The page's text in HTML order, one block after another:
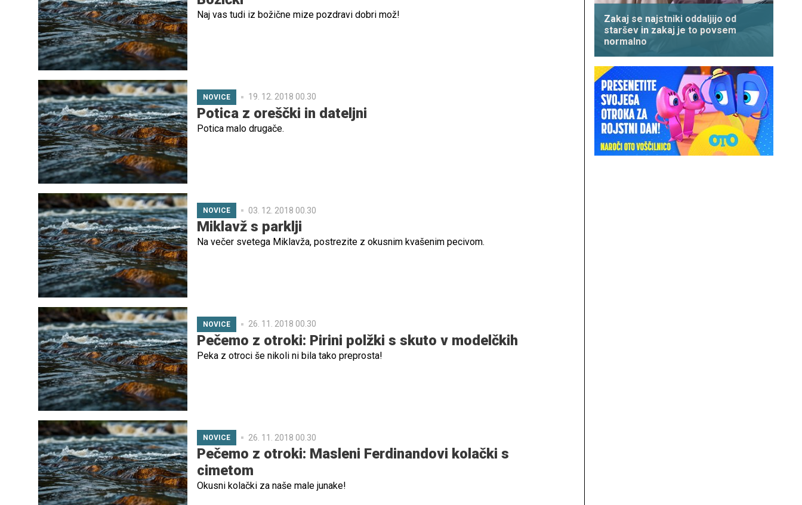
Naj vas tudi iz božične mize pozdravi dobri mož!
NOVICE 19. 12. 2018 00.30
Potica z oreščki in dateljni
Potica malo drugače.
NOVICE 03. 12. 2018 00.30
Miklavž s parklji
Na večer svetega Miklavža, postrezite z okusnim kvašenim pecivom.
NOVICE 26. 11. 2018 00.30
Pečemo z otroki: Pirini polžki s skuto v modelčkih
Peka z otroci še nikoli ni bila tako preprosta!
NOVICE 26. 11. 2018 00.30
Pečemo z otroki: Masleni Ferdinandovi kolački s
cimetom
Okusni kolački za naše male junake!
Zakaj se najstniki oddaljijo od
staršev in zakaj je to povsem
normalno